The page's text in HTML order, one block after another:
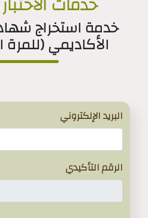
خدمة استخراج شهادة
الأكاديمي (للمرة
البريد الإلكتروني
الرقم التأكيدي